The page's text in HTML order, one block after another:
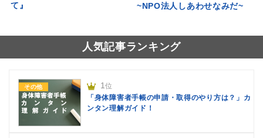
て』
~NPO法人しあわせなみだ~
人気記事ランキング
その他 1位
「身体障害者手帳の申請・取得のやり方は？」カ
ンタン理解ガイド！